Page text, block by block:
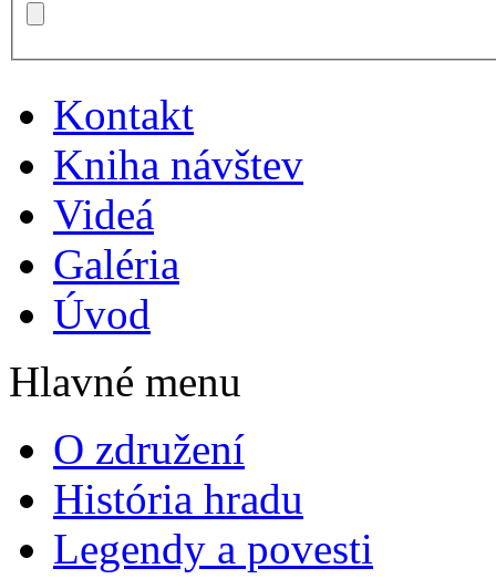
Kontakt
Kniha návštev
Videá
Galéria
Úvod
Hlavné menu
O združení
História hradu
Legendy a povesti